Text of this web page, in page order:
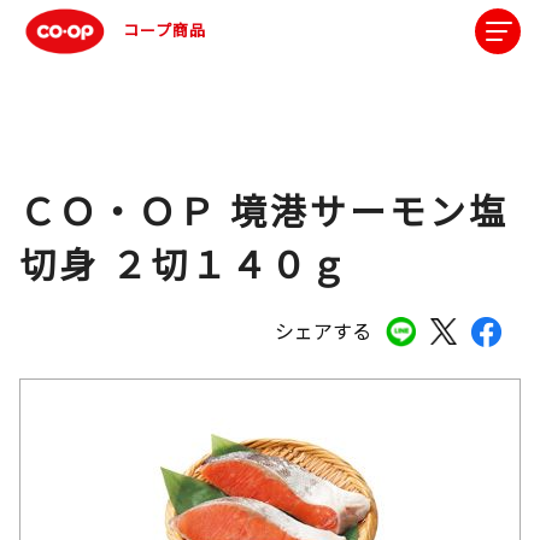
コープ商品
シェアする
ＣＯ・ＯＰ 境港サーモン塩
切身 ２切１４０ｇ